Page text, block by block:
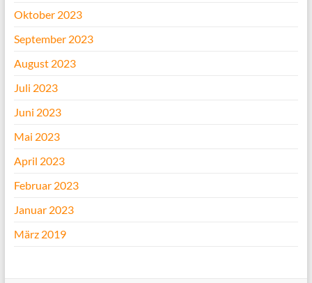
Oktober 2023
September 2023
August 2023
Juli 2023
Juni 2023
Mai 2023
April 2023
Februar 2023
Januar 2023
März 2019